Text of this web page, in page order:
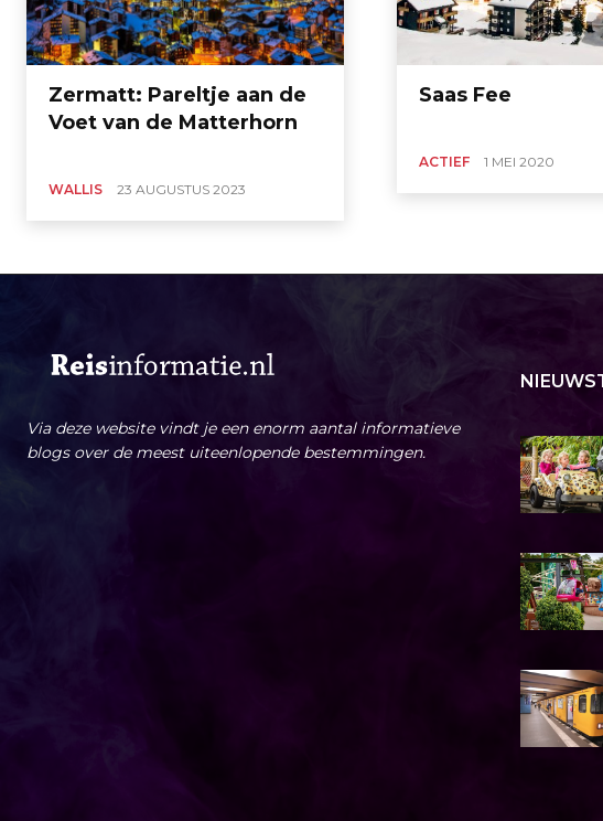
Zermatt: Pareltje aan de
Voet van de Matterhorn
WALLIS 23 AUGUSTUS 2023
Saas Fee
ACTIEF 1 MEI 2020
Via deze website vindt je een enorm aantal informatieve
blogs over de meest uiteenlopende bestemmingen.